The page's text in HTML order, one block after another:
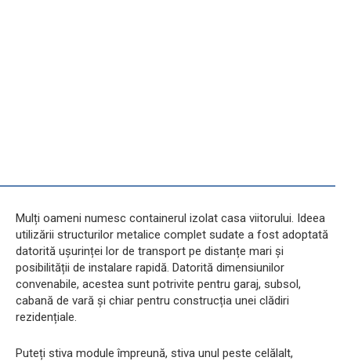
Mulți oameni numesc containerul izolat casa viitorului. Ideea
utilizării structurilor metalice complet sudate a fost adoptată
datorită ușurinței lor de transport pe distanțe mari și
posibilității de instalare rapidă. Datorită dimensiunilor
convenabile, acestea sunt potrivite pentru garaj, subsol,
cabană de vară și chiar pentru construcția unei clădiri
rezidențiale.
Puteți stiva module împreună, stiva unul peste celălalt,